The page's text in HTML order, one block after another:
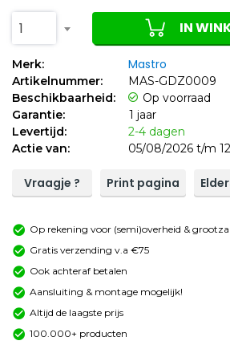
1 IN
Merk: Mastro
Artikelnummer:
MAS-GDZ0009
Beschikbaarheid:
Op voorraad
Garantie:
1 jaar
Levertijd:
2-4 dagen
Actie van:
05/08/2026 t/m
Vraagje ? Print pagina
Op rekening voor (semi)overheid &
Gratis verzending v.a €75
Ook achteraf betalen
Aansluiting & montage mogelijk!
Altijd de laagste prijs
100.000+ producten